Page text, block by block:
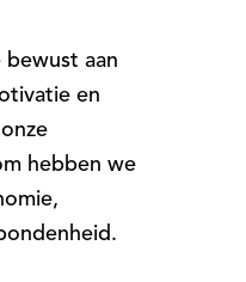
bewust aan
en
hebben we